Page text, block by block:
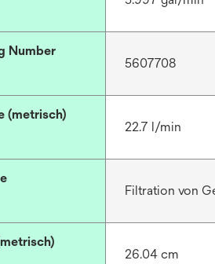
Number
5607708
(metrisch)
22.7 l/min
Filtration von
26.04 cm